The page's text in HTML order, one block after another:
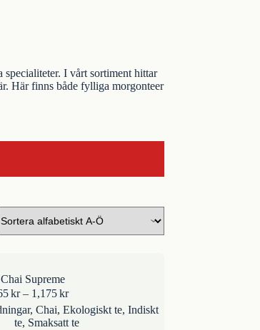
specialiteter. I vårt sortiment hittar
Här finns både fylliga morgonteer
Chai Supreme
kr – 1,175krPrisintervall:
65kr
till
,Chai,Ekologiskt te,Indiskt
te, Smaksatt te